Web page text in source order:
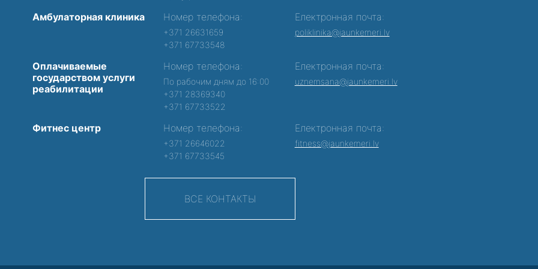
Амбулаторная клиника Номер телефона:
+371 26631659
+371 67733548
Електронная почта:
poliklinika@jaunkemeri.lv
Оплачиваемые
государством услуги
реабилитации
Номер телефона:
По рабочим дням до 16:00
+371 28369340
+371 67733522
Електронная почта:
uznemsana@jaunkemeri.lv
Фитнес центр Номер телефона:
+371 26646022
+371 67733545
Електронная почта:
fitness@jaunkemeri.lv
ВСЕ КОНТАКТЫ